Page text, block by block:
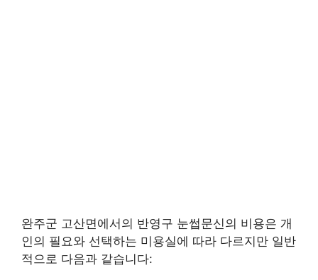
완주군 고산면에서의 반영구 눈썹문신의 비용은 개
인의 필요와 선택하는 미용실에 따라 다르지만 일반
적으로 다음과 같습니다: